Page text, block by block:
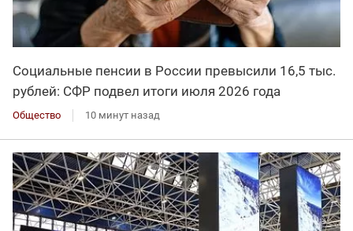
Социальные пенсии в России превысили 16,5 тыс.
рублей: СФР подвел итоги июля 2026 года
Общество 10 минут назад